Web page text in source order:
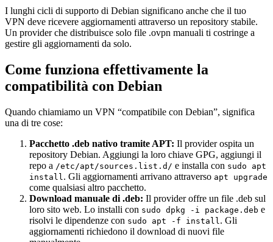
I lunghi cicli di supporto di Debian significano anche che il tuo
VPN deve ricevere aggiornamenti attraverso un repository stabile.
Un provider che distribuisce solo file .ovpn manuali ti costringe a
gestire gli aggiornamenti da solo.
Come funziona effettivamente la
compatibilità con Debian
Quando chiamiamo un VPN “compatibile con Debian”, significa
una di tre cose:
Pacchetto .deb nativo tramite APT: Il provider ospita un
repository Debian. Aggiungi la loro chiave GPG, aggiungi il
repo a /etc/apt/sources.list.d/ e installa con sudo apt
install . Gli aggiornamenti arrivano attraverso apt upgrade
come qualsiasi altro pacchetto.
Download manuale di .deb: Il provider offre un file .deb sul
loro sito web. Lo installi con sudo dpkg -i package.deb e
risolvi le dipendenze con sudo apt -f install . Gli
aggiornamenti richiedono il download di nuovi file